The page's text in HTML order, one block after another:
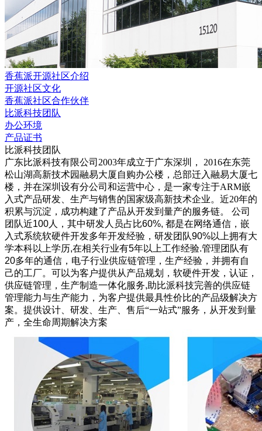
香蕉派开源社区介绍
开源社区文化
香蕉派社区合作伙伴
比派科技团队
办公环境
产品证书
比派科技团队
广东比派科技有限公司2003年成立于广东深圳， 2016在东莞
松山湖高新技术园融易大厦自购办公楼，总部迁入融易大厦七
楼，并在深圳设有分公司和运营中心，是一家专注于ARM嵌
入式产品研发、生产与销售的国家级高新技术企业。近20年的
积累与沉淀，成功构建了产品从开发到量产的服务链。 公司
团队近100人，其中研发人员占比60%, 都是在网络通信，嵌
入式系统软硬件开发多年开发经验，研发团队90%以上拥有大
学本科以上学历,在相关行业有5年以上工作经验.管理团队有
20多年的通信，电子行业供应链管理，生产经验，并拥有自
己的工厂。可以为客户提供从产品规划，软硬件开发，认证，
供应链管理，生产制造一体化服务,助比派科技完善的供应链
管理能力与生产能力，为客户提供最具性价比的产品级解决方
案。提供设计、研发、生产、售后“一站式”服务，从开发到量
产，全生命周期解决方案